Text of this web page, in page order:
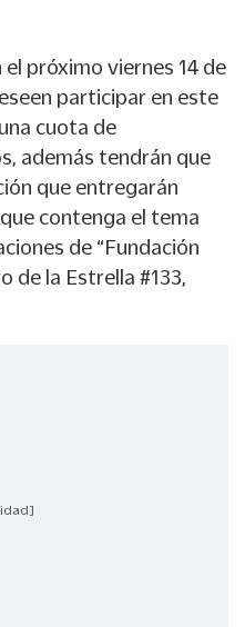
próximo viernes 14 de
participar en este
cuota de
además tendrán que
que entregarán
contenga el tema
de “Fundación
de la Estrella #133,